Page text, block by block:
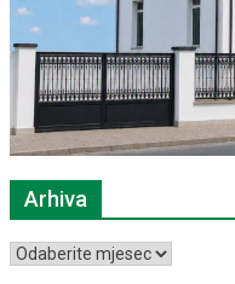
Arhiva
Arhiva